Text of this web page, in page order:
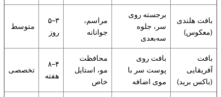
بافت هلندی
(معکوس)
برجسته روی
سر، جلوه
سه‌بعدی
مراسم،
جوانانه
۳–۵
روز
متوسط
بافت
آفریقایی
(باکس برید)
بافت روی
پوست سر با
موی اضافه
محافظت
مو، استایل
خاص
۴–۸
هفته
تخصصی